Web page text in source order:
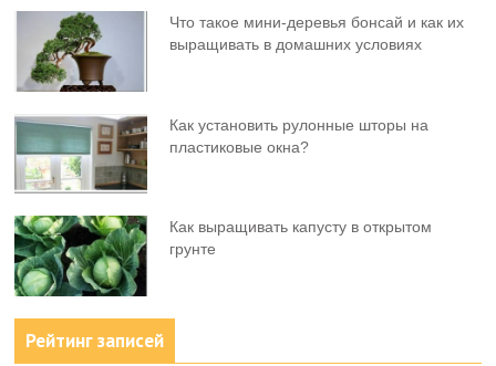
Что такое мини-деревья бонсай и как их
выращивать в домашних условиях
Как установить рулонные шторы на
пластиковые окна?
Как выращивать капусту в открытом
грунте
Рейтинг записей